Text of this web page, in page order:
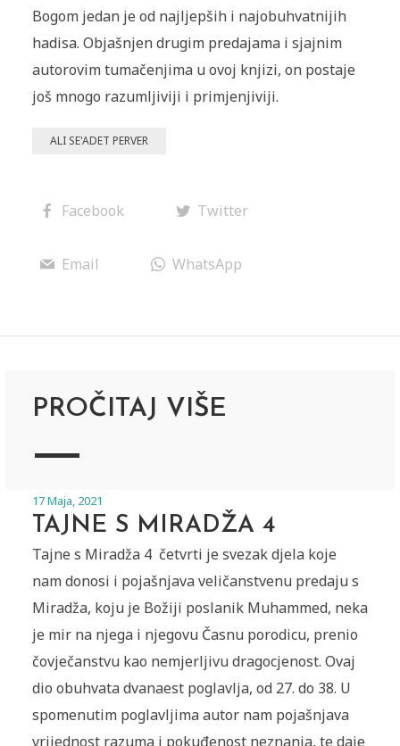
Bogom jedan je od najljepših i najobuhvatnijih
hadisa. Objašnjen drugim predajama i sjajnim
autorovim tumačenjima u ovoj knjizi, on postaje
još mnogo razumljiviji i primjenjiviji.
ALI SE'ADET PERVER
Facebook Twitter
Email WhatsApp
PROČITAJ VIŠE
17 Maja, 2021
TAJNE S MIRADŽA 4
Tajne s Miradža 4 četvrti je svezak djela koje
nam donosi i pojašnjava veličanstvenu predaju s
Miradža, koju je Božiji poslanik Muhammed, neka
je mir na njega i njegovu Časnu porodicu, prenio
čovječanstvu kao nemjerljivu dragocjenost. Ovaj
dio obuhvata dvanaest poglavlja, od 27. do 38. U
spomenutim poglavljima autor nam pojašnjava
vrijednost razuma i pokuđenost neznanja, te daje